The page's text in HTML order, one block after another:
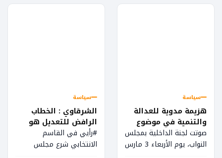
من ضغط...
أساس المسجلين، لازال...
سياسة
هزيمة مدوية للعدالة
والتنمية في موضوع
القاسم الإنتخابي
صوتت لجنة الداخلية بمجلس
النواب، يوم الأربعاء 3 مارس
سياسة
الشرقاوي : الخطاب
الرافض للتعديل هو
خطاب سياسي وليس
دستوري
#رأيي في القاسم
الانتخابي شرع مجلس